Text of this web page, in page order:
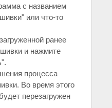
с названием
или что-то
ранее
и нажмите
процесса
Во время этого
перезагружен